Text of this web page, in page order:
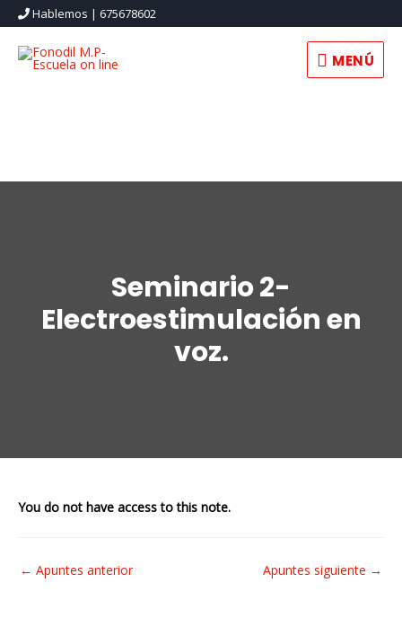
Hablemos | 675678602
MENÚ
Seminario 2-
Electroestimulación en
voz.
You do not have access to this note.
← Apuntes anterior Apuntes siguiente →